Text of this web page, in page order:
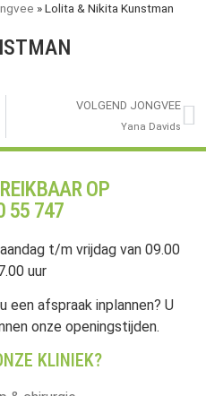
»Lolita & Nikita Kunstman
VOLGEND JONGVEE
Yana Davids
OP
55 747
t/m vrijdag van 09.00
uur
afspraak inplannen? U
onze openingstijden.
KLINIEK?